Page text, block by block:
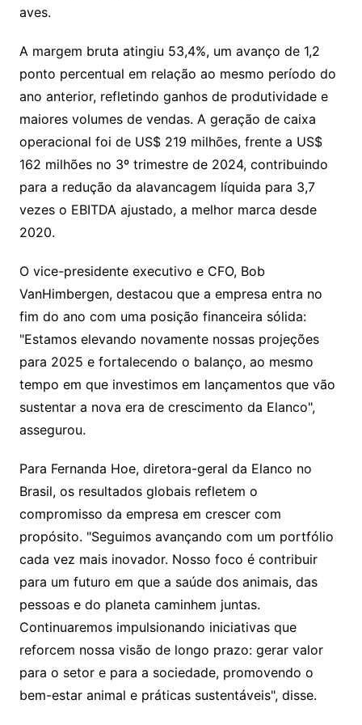
aves.
A margem bruta atingiu 53,4%, um avanço de 1,2
ponto percentual em relação ao mesmo período do
ano anterior, refletindo ganhos de produtividade e
maiores volumes de vendas. A geração de caixa
operacional foi de US$ 219 milhões, frente a US$
162 milhões no 3º trimestre de 2024, contribuindo
para a redução da alavancagem líquida para 3,7
vezes o EBITDA ajustado, a melhor marca desde
2020.
O vice-presidente executivo e CFO, Bob
VanHimbergen, destacou que a empresa entra no
fim do ano com uma posição financeira sólida:
"Estamos elevando novamente nossas projeções
para 2025 e fortalecendo o balanço, ao mesmo
tempo em que investimos em lançamentos que vão
sustentar a nova era de crescimento da Elanco",
assegurou.
Para Fernanda Hoe, diretora-geral da Elanco no
Brasil, os resultados globais refletem o
compromisso da empresa em crescer com
propósito. "Seguimos avançando com um portfólio
cada vez mais inovador. Nosso foco é contribuir
para um futuro em que a saúde dos animais, das
pessoas e do planeta caminhem juntas.
Continuaremos impulsionando iniciativas que
reforcem nossa visão de longo prazo: gerar valor
para o setor e para a sociedade, promovendo o
bem-estar animal e práticas sustentáveis", disse.